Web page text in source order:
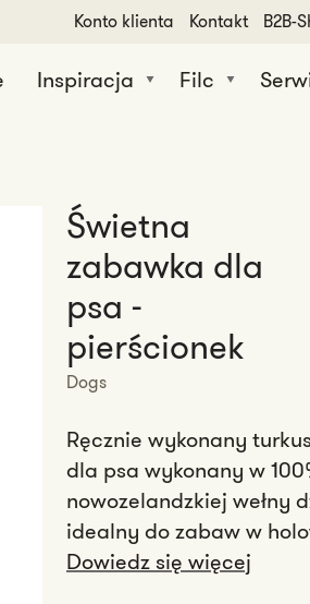
Konto klienta Kontakt B2B-
Inspiracja Filc
Świetna
zabawka dla
psa -
pierścionek
Dogs
Ręcznie wykonany
dla psa wykonany w
nowozelandzkiej wełny
idealny do zabaw w
Dowiedz się więcej